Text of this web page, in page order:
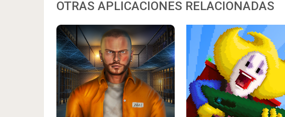
OTRAS APLICACIONES RELACIONADAS